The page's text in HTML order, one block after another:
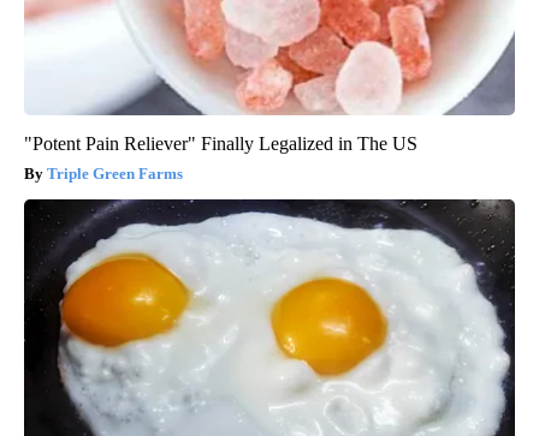
"Potent Pain Reliever" Finally Legalized in The US
Triple Green Farms